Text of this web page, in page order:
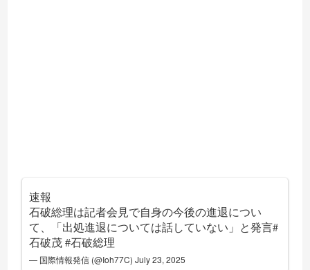
速報
石破総理は記者会見で自身の今後の進退につい
て、「出処進退については話していない」と発言#
石破茂 #石破総理
— 国際情報発信 (@Ioh77C)July 23, 2025